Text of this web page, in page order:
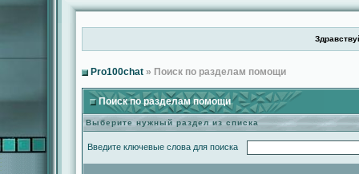
Pro100chat » Поиск по разделам помощи
Поиск по разделам помощи
Выберите нужный раздел из списка
Введите ключевые слова для поиска